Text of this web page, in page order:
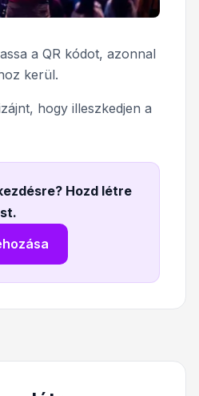
a QR kódot, azonnal
kerül.
hogy illeszkedjen a
Hozd létre
.